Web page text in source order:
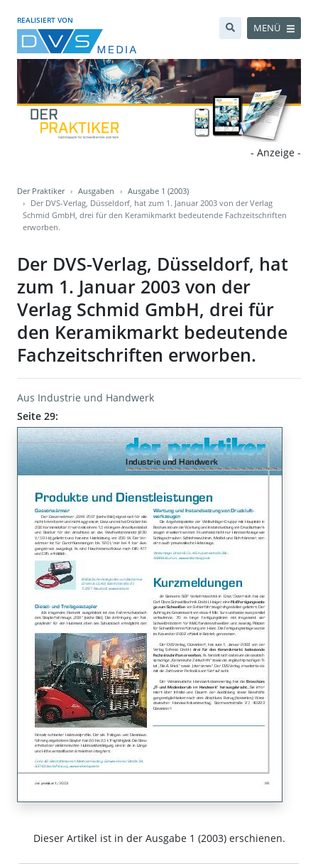
REALISIERT VON
MENÜ
- Anzeige -
Der Praktiker Ausgaben
Ausgabe 1 (2003)
Der DVS-Verlag, Düsseldorf, hat zum 1. Januar 2003 von der Verlag
Schmid GmbH, drei für den Keramikmarkt bedeutende Fachzeitschriften
erworben.
Der DVS-Verlag, Düsseldorf, hat
zum 1. Januar 2003 von der
Verlag Schmid GmbH, drei für
den Keramikmarkt bedeutende
Fachzeitschriften erworben.
Aus Industrie und Handwerk
Seite 29:
Dieser Artikel ist in der Ausgabe 1 (2003) erschienen.